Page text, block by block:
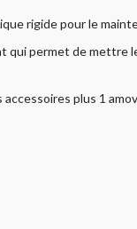
rigide pour le
qui permet de mettre
plus 1